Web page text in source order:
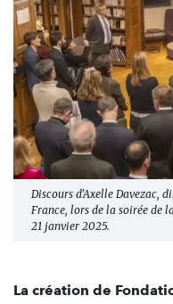
Discours d'Axelle Davezac,
France, lors de la soirée de
21 janvier 2025.
La création de